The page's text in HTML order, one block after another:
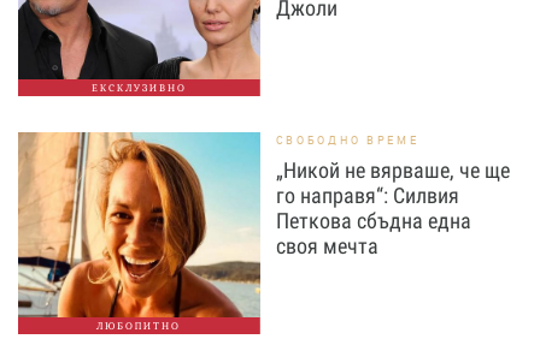
ЕКСКЛУЗИВНО
Джоли
ЛЮБОПИТНО
СВОБОДНО ВРЕМЕ
„Никой не вярваше, че ще
го направя“: Силвия
Петкова сбъдна една
своя мечта